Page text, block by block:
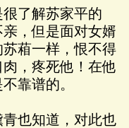
了解苏家平的
，但是面对女婿
葙一样，恨不得
，疼死他！在他
靠谱的。
也知道，对此也